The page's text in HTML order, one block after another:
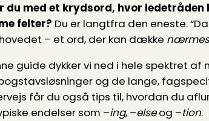
du med et krydsord, hvor
felter? Du er langtfra den eneste.
– et ord, der kan dække
guide dykker vi ned i hele spektret
og de lange,
får du også tips til, hvordan du
endelser som –ing, –elseog –tion.